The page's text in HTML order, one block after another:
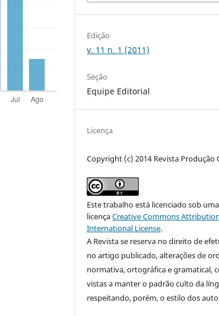
Edição
v. 11 n. 1 (2011)
Seção
Equipe Editorial
Licença
Copyright (c) 2014 Revista Produção
Este trabalho está licenciado sob uma
licençaCreative Commons
International License.
A Revista se reserva no direito de
no artigo publicado, alterações de
normativa, ortográfica e gramatical,
vistas a manter o padrão culto da
respeitando, porém, o estilo dos